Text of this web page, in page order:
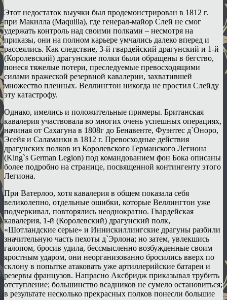
Этот недостаток выучки был продемонстрирован в 1812 г.
при Макилла (Maquilla), где генерал-майор Слей не смог
удержать контроль над своими полками – несмотря на
приказы, они на полном карьере умчались далеко вперед и
рассеялись. Как следствие, 3-й гвардейский драгунский и 1-й
(Королевский) драгунские полки были обращены в бегство,
понеся тяжелые потери, преследуемые превосходящими
силами вражеской резервной кавалерии, захватившей
множество пленных. Веллингтон никогда не простил Слейду
эту катастрофу.
Однако, имелись и положительные примеры. Британская
кавалерия участвовала во многих очень успешных операциях,
начиная от Сахагуна в 1808г до Бенавенте, Фуэнтес д`Оноро,
Эсейя и Саламанки в 1812 г. Превосходные действия
драгунских полков из Королевского Германского Легиона
(King`s German Legion) под командованием фон Бока описаны
более подробно на странице, посвященной контингенту этого
Легиона.
При Ватерлоо, хотя кавалерия в общем показала себя
великолепно, отдельные ошибки, которые Веллингтон уже
подчеркивал, повторялись неоднократно. Гвардейская
кавалерия, 1-й (Королевский) драгунский полк,
«Шотландские серые» и Иннискиллингские драгуны разбили
значительную часть пехоты д`Эрлона; но затем, увлекшись
галопом, бросив удила, бессмысленно возбужденные своим
яростным ударом, они неорганизованно бросились вверх по
склону в попытке атаковать уже артиллерийские батареи и
резервы французов. Напрасно Аксбридж приказывал трубить
отступление; большинство всадников не сумело остановиться;
в результате несколько прекрасных полков понесли большие